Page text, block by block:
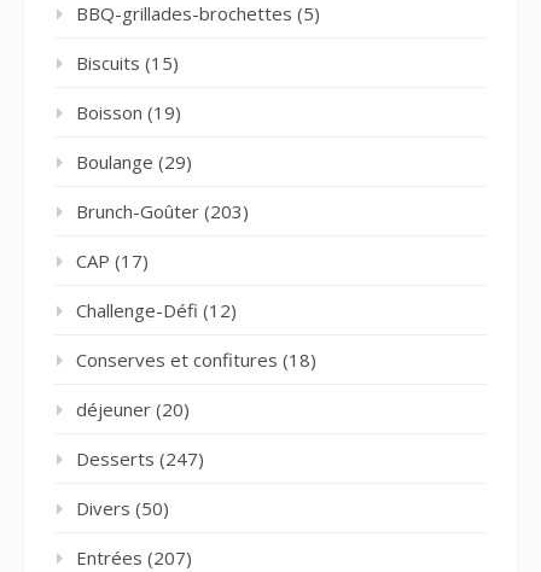
BBQ-grillades-brochettes (5)
Biscuits (15)
Boisson (19)
Boulange (29)
Brunch-Goûter (203)
CAP (17)
Challenge-Défi (12)
Conserves et confitures (18)
déjeuner (20)
Desserts (247)
Divers (50)
Entrées (207)